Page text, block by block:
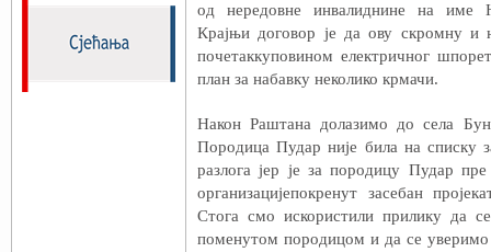
од нередовне инвалиднине на име
Крајњи договор је да ову скромну и
почетаккуповином електричног
план за набавку неколико крмачи.
Након Раштана долазимо до села
Породица Пудар није била на списку
разлога јер је за породицу Пудар
организацијепокренут засебан
Стога смо искористили прилику да
поменутом породицом и да се